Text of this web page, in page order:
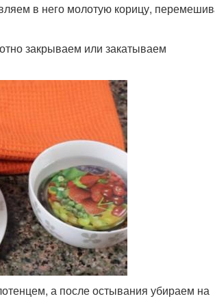
в него молотую корицу,
закрываем или закатываем
а после остывания убираем на